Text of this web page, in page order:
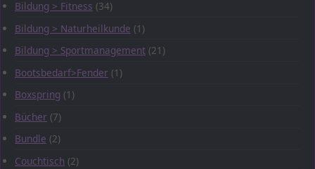
Bildung > Fitness (34)
Bildung > Naturheilkunde (1)
Bildung > Sportmanagement (21)
Bootsbedarf>Fender (1)
Boxspring (1)
Bücher (7)
Bundle (2)
Couchtisch (2)